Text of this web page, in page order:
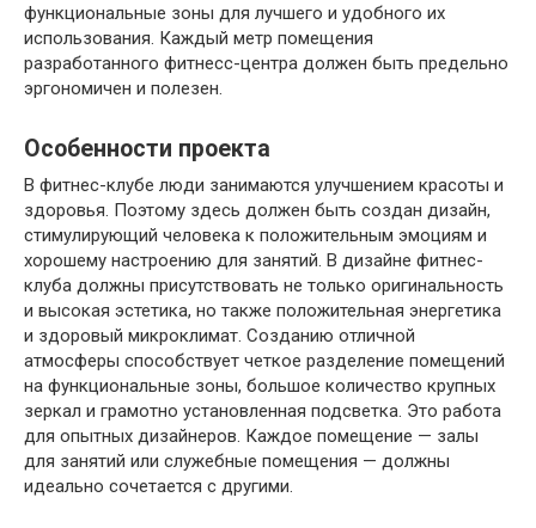
функциональные зоны для лучшего и удобного их
использования. Каждый метр помещения
разработанного фитнесс-центра должен быть предельно
эргономичен и полезен.
Особенности проекта
В фитнес-клубе люди занимаются улучшением красоты и
здоровья. Поэтому здесь должен быть создан дизайн,
стимулирующий человека к положительным эмоциям и
хорошему настроению для занятий. В дизайне фитнес-
клуба должны присутствовать не только оригинальность
и высокая эстетика, но также положительная энергетика
и здоровый микроклимат. Созданию отличной
атмосферы способствует четкое разделение помещений
на функциональные зоны, большое количество крупных
зеркал и грамотно установленная подсветка. Это работа
для опытных дизайнеров. Каждое помещение — залы
для занятий или служебные помещения — должны
идеально сочетается с другими.